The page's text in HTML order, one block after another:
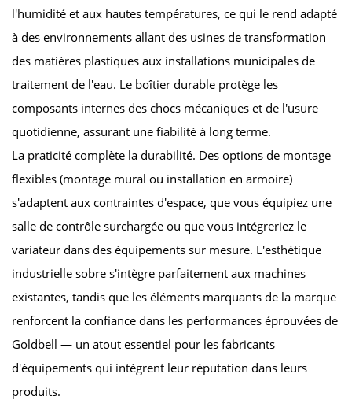
l'humidité et aux hautes températures, ce qui le rend adapté
à des environnements allant des usines de transformation
des matières plastiques aux installations municipales de
traitement de l'eau. Le boîtier durable protège les
composants internes des chocs mécaniques et de l'usure
quotidienne, assurant une fiabilité à long terme.
La praticité complète la durabilité. Des options de montage
flexibles (montage mural ou installation en armoire)
s'adaptent aux contraintes d'espace, que vous équipiez une
salle de contrôle surchargée ou que vous intégreriez le
variateur dans des équipements sur mesure. L'esthétique
industrielle sobre s'intègre parfaitement aux machines
existantes, tandis que les éléments marquants de la marque
renforcent la confiance dans les performances éprouvées de
Goldbell — un atout essentiel pour les fabricants
d'équipements qui intègrent leur réputation dans leurs
produits.